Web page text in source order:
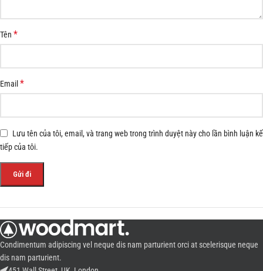
Tên *
Email*
Lưu tên của tôi, email, và trang web trong trình duyệt này cho lần bình luận kế
tiếp của tôi.
Condimentum adipiscing vel neque dis nam parturient orci at scelerisque neque
dis nam parturient.